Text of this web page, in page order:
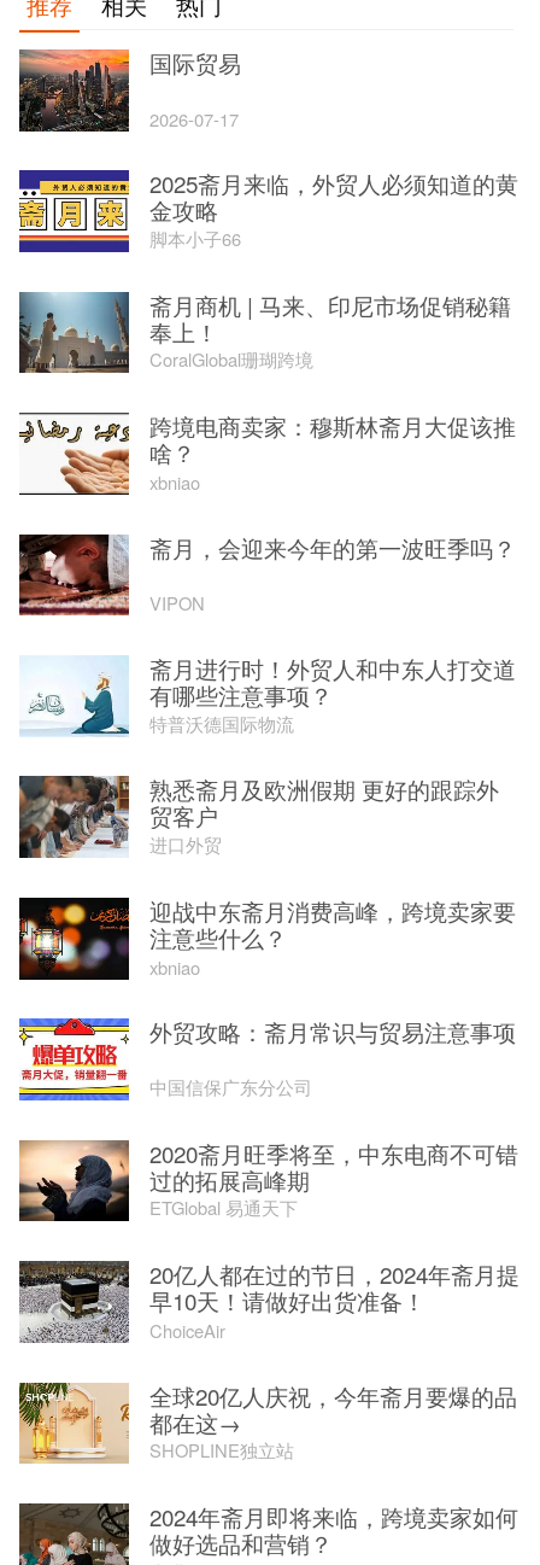
国际贸易
2026-07-17
2025斋月来临，外贸人必须知道的黄
金攻略
脚本小子66
斋月商机 | 马来、印尼市场促销秘籍
奉上！
CoralGlobal珊瑚跨境
跨境电商卖家：穆斯林斋月大促该推
啥？
xbniao
​斋月，会迎来今年的第一波旺季吗？
VIPON
斋月进行时！外贸人和中东人打交道
有哪些注意事项？
特普沃德国际物流
熟悉斋月及欧洲假期 更好的跟踪外
贸客户
进口外贸
迎战中东斋月消费高峰，跨境卖家要
注意些什么？
xbniao
外贸攻略：斋月常识与贸易注意事项
中国信保广东分公司
2020斋月旺季将至，中东电商不可错
过的拓展高峰期
ETGlobal 易通天下
20亿人都在过的节日，2024年斋月提
早10天！请做好出货准备！
ChoiceAir
全球20亿人庆祝，今年斋月要爆的品
都在这→
SHOPLINE独立站
2024年斋月即将来临，跨境卖家如何
做好选品和营销？